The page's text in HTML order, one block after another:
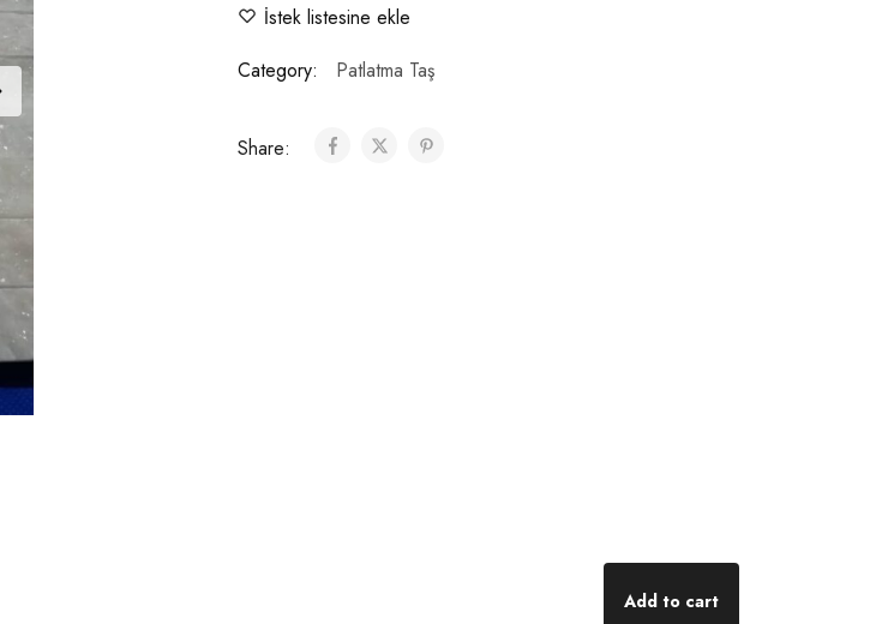
İstek listesine ekle
Category:
Patlatma Taş
Share:
Add to cart